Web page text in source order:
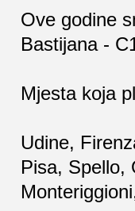
Ove godine
Bastijana -
Mjesta koja
Udine,
Pisa, Spello,